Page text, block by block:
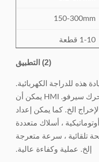
150-300mm
1-10 قطعة
220V / 50 / 60Hz ،
1.5kw
1310x 810 × 1500
ملم
(2) التطبيق
هذه للدراجة الكهربائية.
انها تفعل متعرجا تحت سيطرة محرك سيرفو. HMI يمكن أن
الخ. كما يمكن إعداد
، أسلاك متعددة
تلقائية ، سرعة متعرجة
إلخ. عملية وكفاءة عالية.